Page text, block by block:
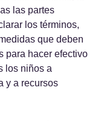
las partes
los términos,
que deben
para hacer efectivo
los niños a
y a recursos